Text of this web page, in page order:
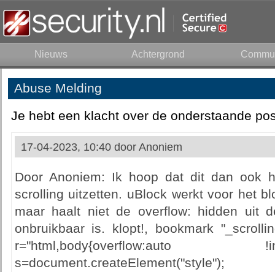
Nieuws Achtergrond
Abuse Melding
Je hebt een klacht over de onderstaande
17-04-2023, 10:40 door Anoniem
Door Anoniem: Ik hoop dat dit dan ook
scrolling uitzetten. uBlock werkt voor het
maar haalt niet de overflow: hidden uit
onbruikbaar is. klopt!, bookmark